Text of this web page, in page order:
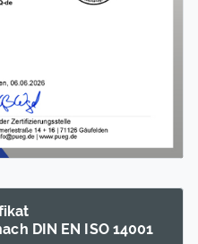
DIN EN ISO 14001